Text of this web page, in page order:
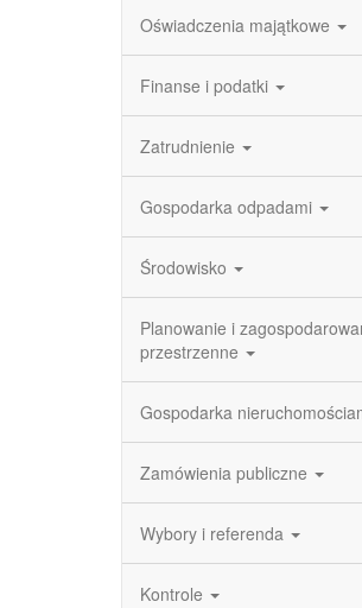
Oświadczenia majątkowe
Finanse i podatki
Zatrudnienie
Gospodarka odpadami
Środowisko
Planowanie i
przestrzenne
Gospodarka
Zamówienia publiczne
Wybory i referenda
Kontrole